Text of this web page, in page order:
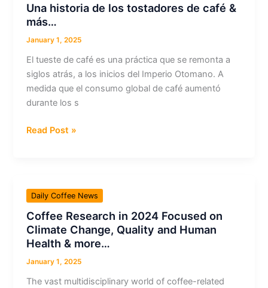
&
mais…
Una historia de los tostadores de café &
más…
January 1, 2025
El tueste de café es una práctica que se remonta a
siglos atrás, a los inicios del Imperio Otomano. A
medida que el consumo global de café aumentó
durante los s
Una
tostadores
de
café
&
más…
Read Post »
Daily Coffee News
Coffee Research in 2024 Focused on
Climate Change, Quality and Human
Health & more…
January 1, 2025
The vast multidisciplinary world of coffee-related